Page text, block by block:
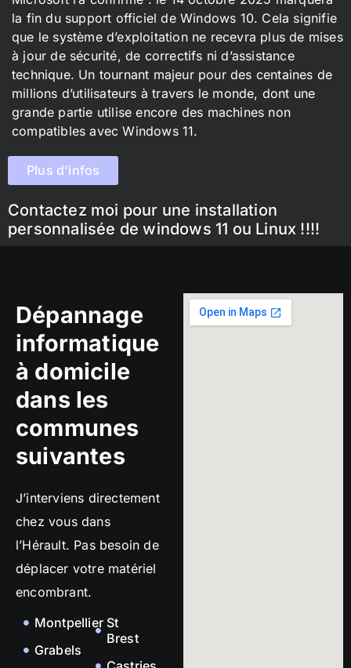
la fin du support officiel de Windows 10. Cela signifie
que le système d’exploitation ne recevra plus de mises
à jour de sécurité, de correctifs ni d’assistance
technique. Un tournant majeur pour des centaines de
millions d’utilisateurs à travers le monde, dont une
grande partie utilise encore des machines non
compatibles avec Windows 11.
Plus d'infos
Contactez moi pour une installation
personnalisée de windows 11 ou Linux !!!!
Dépannage
informatique
à domicile
dans les
communes
suivantes
J’interviens directement
chez vous dans
l’Hérault. Pas besoin de
déplacer votre matériel
encombrant.
Montpellier
Grabels
St
Brest